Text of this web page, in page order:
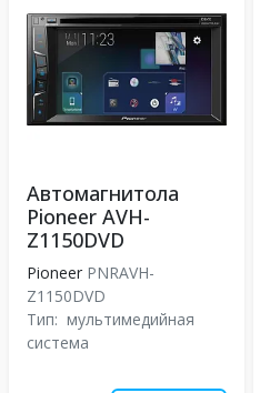
Автомагнитола
Pioneer AVH-
Z1150DVD
Pioneer PNRAVH-
Z1150DVD
Тип: мультимедийная
система